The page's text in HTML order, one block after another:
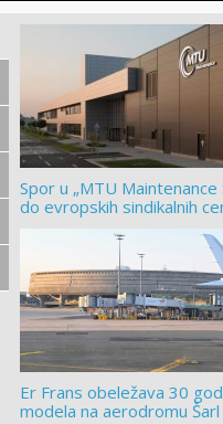
Spor u „MTU Maintenance
do evropskih sindikalnih
Er Frans obeležava 30
modela na aerodromu